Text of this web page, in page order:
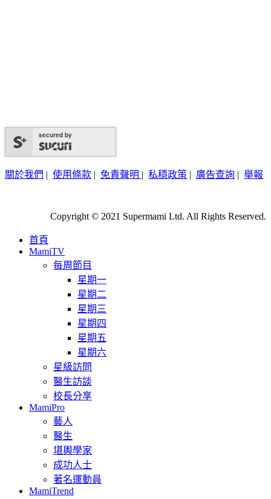
secured by
關於我們 | 使用條款 | 免責聲明 | 私穩政策 | 廣告查詢 | 舉報
Copyright © 2021 Supermami Ltd. All Rights Reserved.
首頁
MamiTV
每周節目
星期一
星期二
星期三
星期四
星期五
星期六
星級訪問
醫生訪談
校長分享
MamiPro
藝人
醫生
堪輿學家
成功人士
著名運動員
MamiTrend